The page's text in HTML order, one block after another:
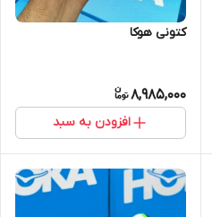
کتونی هوکا
8,985,000
افزودن به سبد